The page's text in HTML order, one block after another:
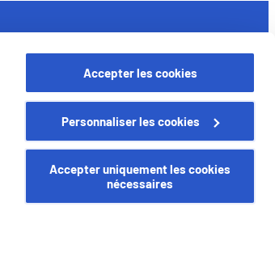
Accepter les cookies
Personnaliser les cookies
Accepter uniquement les cookies
nécessaires